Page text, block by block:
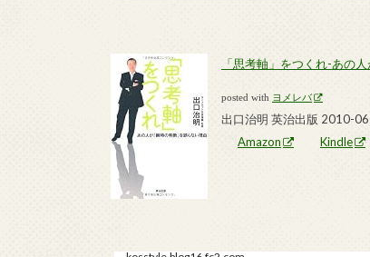
「思考軸」をつくれ-あの
posted with ヨメレバ
出口治明 英治出版 2010-
Amazon
Kindle